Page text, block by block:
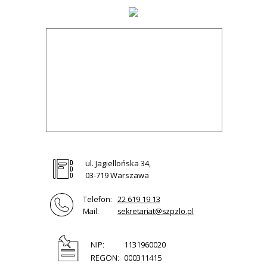
ul. Jagiellońska 34,
03-719 Warszawa
Telefon: 22 619 19 13
Mail:
sekretariat@szpzlo.pl
NIP:
1131960020
REGON: 000311415